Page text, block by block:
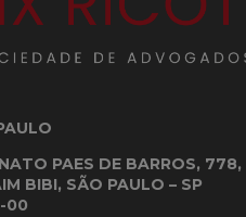
PAES DE BARROS, 778,
BIBI, SÃO PAULO – SP
00